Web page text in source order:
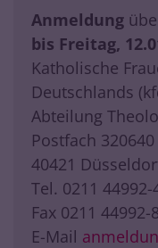
Anmeldung
bis Freitag,
Katholische
Deutschlands
Abteilung
Postfach 320640
40421
Tel. 0211 44992-
Fax 0211 44992-
E-Mail